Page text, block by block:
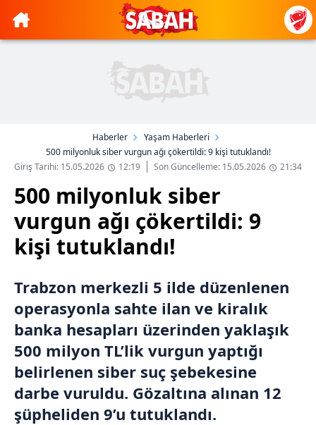
Haberler
Yaşam Haberleri
500 milyonluk siber vurgun ağı çökertildi: 9 kişi tutuklandı!
Giriş Tarihi: 15.05.2026
12:19 Son Güncelleme: 15.05.2026 21:34
500 milyonluk siber
vurgun ağı çökertildi: 9
kişi tutuklandı!
Trabzon merkezli 5 ilde düzenlenen
operasyonla sahte ilan ve kiralık
banka hesapları üzerinden yaklaşık
500 milyon TL’lik vurgun yaptığı
belirlenen siber suç şebekesine
darbe vuruldu. Gözaltına alınan 12
şüpheliden 9’u tutuklandı.